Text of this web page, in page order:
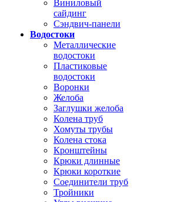
Виниловый
сайдинг
Сэндвич-панели
Водостоки
Металлические
водостоки
Пластиковые
водостоки
Воронки
Желоба
Заглушки желоба
Колена труб
Хомуты трубы
Колена стока
Кронштейны
Крюки длинные
Крюки короткие
Соединители труб
Тройники